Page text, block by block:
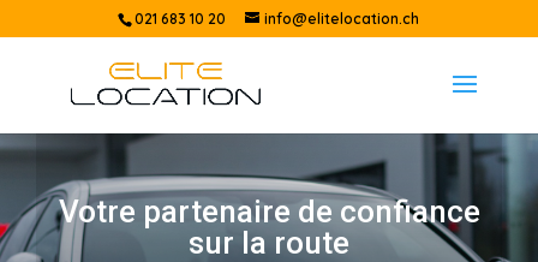
021 683 10 20 info@elitelocation.ch
Votre partenaire de confiance
sur la route